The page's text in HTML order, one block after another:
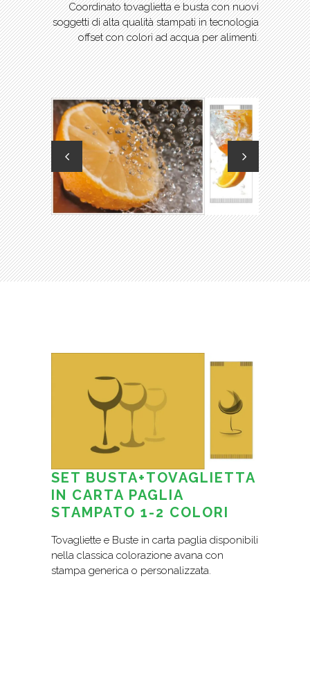
Coordinato tovaglietta e busta con nuovi
soggetti di alta qualità stampati in tecnologia
offset con colori ad acqua per alimenti.
SET BUSTA+TOVAGLIETTA
IN CARTA PAGLIA
STAMPATO 1-2 COLORI
Tovagliette e Buste in carta paglia disponibili
nella classica colorazione avana con
stampa generica o personalizzata.